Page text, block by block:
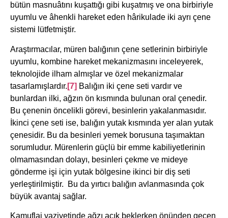
bütün masnuâtını kuşattığı gibi kuşatmış ve ona birbiriyle
uyumlu ve âhenkli hareket eden hârikulade iki ayrı çene
sistemi lütfetmiştir.
Araştırmacılar, müren balığının çene setlerinin birbiriyle
uyumlu, kombine hareket mekanizmasını inceleyerek,
teknolojide ilham almışlar ve özel mekanizmalar
tasarlamışlardır. [7] Balığın iki çene seti vardır ve
bunlardan ilki, ağzın ön kısmında bulunan oral çenedir.
Bu çenenin öncelikli görevi, besinlerin yakalanmasıdır.
İkinci çene seti ise, balığın yutak kısmında yer alan yutak
çenesidir. Bu da besinleri yemek borusuna taşımaktan
sorumludur. Mürenlerin güçlü bir emme kabiliyetlerinin
olmamasından dolayı, besinleri çekme ve mideye
gönderme işi için yutak bölgesine ikinci bir diş seti
yerleştirilmiştir. Bu da yırtıcı balığın avlanmasında çok
büyük avantaj sağlar.
Kamuflaj vaziyetinde ağzı açık beklerken önünden geçen